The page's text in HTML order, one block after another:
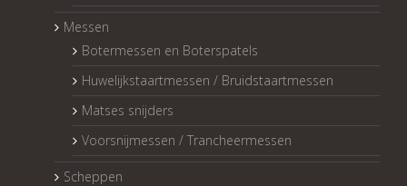
Messen
Botermessen en Boterspatels
Huwelijkstaartmessen / Bruidstaartmessen
Matses snijders
Voorsnijmessen / Trancheermessen
Scheppen